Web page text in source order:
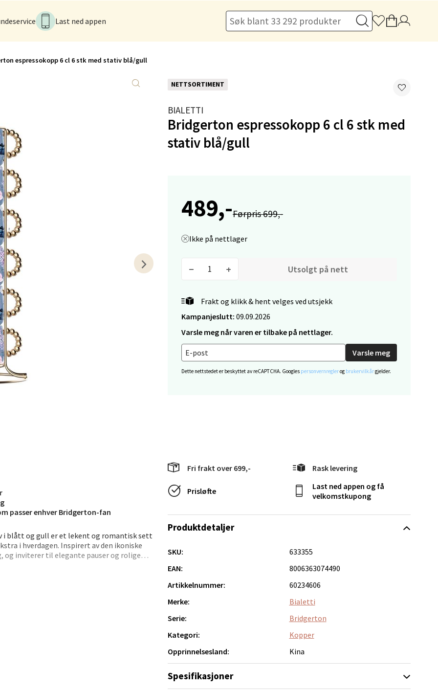
Last ned appen
espressokopp 6 cl 6 stk med stativ blå/gull
NETTSORTIMENT
BIALETTI
Bridgerton espressokopp 6 cl 6 stk med
stativ blå/gull
489,-Førpris 699,-
Ikke på nettlager
Utsolgt på nett
Frakt og klikk & hent velges ved utsjekk
Kampanjeslutt: 09.09.2026
Varsle meg når varen er tilbake på nettlager.
Varsle meg
Dette nettstedet er beskyttet av reCAPTCHA. Googles personvernreglerog brukervilkårgjelder.
passer enhver Bridgerton-fan
i blått og gull er et lekent og romantisk sett
i hverdagen. Inspirert av den ikoniske
og inviterer til elegante pauser og rolige
Fri frakt over 699,- Rask levering
Prisløfte
Last ned appen og få
velkomstkupong
Produktdetaljer
SKU:
633355
EAN:
8006363074490
Artikkelnummer:
60234606
Merke:
Bialetti
Serie:
Bridgerton
Kategori:
Kopper
Opprinnelsesland:
Kina
Spesifikasjoner
10-20
og Sandnes - Kvadrat
- Thon Senter Lagunen
1, 5239 Bergen
10-21
- Markens
markensgate 25B, 4611 Kristiansand
09-18
Linderud
vei 38, 0594 Oslo
10-21
Velg
og Sandnes - Thon Senter
nr 9, 4042 Stavanger
10-20
Velg